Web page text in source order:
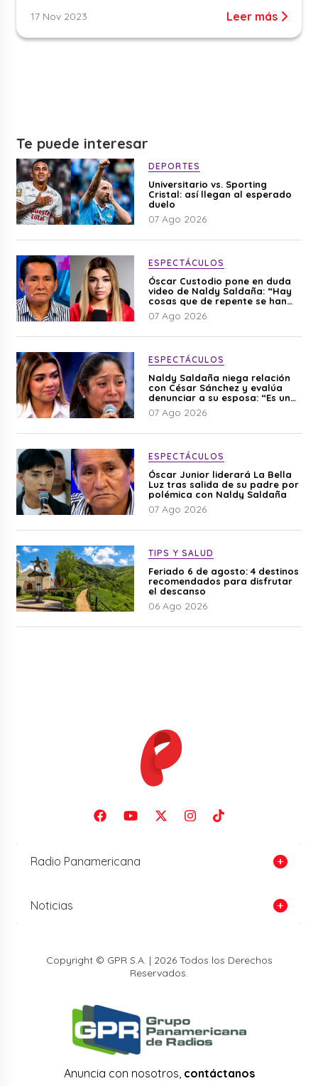
17 Nov 2023 Leer más
Te puede interesar
DEPORTES
Universitario vs. Sporting
Cristal: así llegan al esperado
duelo
07 Ago 2026
ESPECTÁCULOS
Óscar Custodio pone en duda
video de Naldy Saldaña: “Hay
cosas que de repente se han
editado”
07 Ago 2026
ESPECTÁCULOS
Naldy Saldaña niega relación
con César Sánchez y evalúa
denunciar a su esposa: “Es una
difamación”
07 Ago 2026
ESPECTÁCULOS
Óscar Junior liderará La Bella
Luz tras salida de su padre por
polémica con Naldy Saldaña
07 Ago 2026
TIPS Y SALUD
Feriado 6 de agosto: 4 destinos
recomendados para disfrutar
el descanso
06 Ago 2026
Radio Panamericana
Noticias
Copyright © GPR S.A. | 2026 Todos los Derechos
Reservados.
Anuncia con nosotros, contáctanos